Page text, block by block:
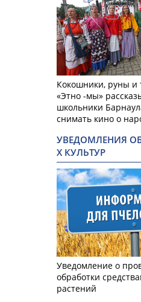
Кокошники, руны и
«Этно -мы»
школьники
снимать кино о
УВЕДОМЛЕНИЯ
Х КУЛЬТУР
Уведомление о
обработки
растений